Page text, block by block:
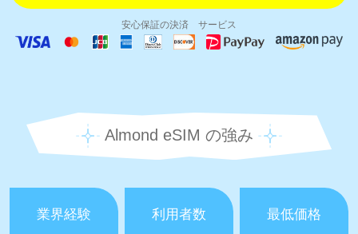
安心保証の決済 サービス
Almond eSIM の強み
業界経験 利用者数 最低価格